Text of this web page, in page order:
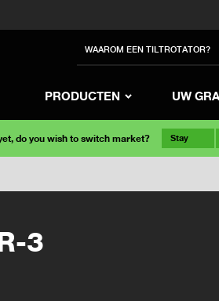
WAAROM EEN TILTROTATOR?
PRODUCTEN UW
do you wish to switch market? Stay
3